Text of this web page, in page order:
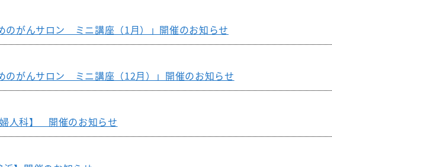
のがんサロン ミニ講座（1月）」開催のお知らせ
のがんサロン ミニ講座（12月）」開催のお知らせ
人科】 開催のお知らせ